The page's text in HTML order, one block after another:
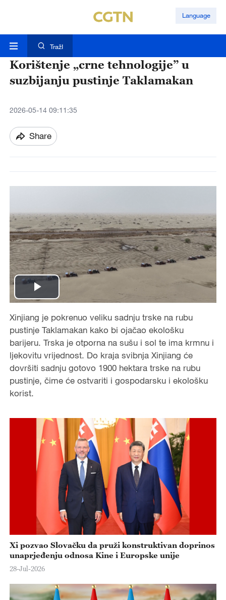
Language
TražI
Korištenje „crne tehnologije” u
suzbijanju pustinje Taklamakan
2026-05-14 09:11:35
Share
P
l
a
y
V
d
e
Xinjiang je pokrenuo veliku sadnju trske na rubu
pustinje Taklamakan kako bi ojačao ekološku
barijeru. Trska je otporna na sušu i sol te ima krmnu i
ljekovitu vrijednost. Do kraja svibnja Xinjiang će
dovršiti sadnju gotovo 1900 hektara trske na rubu
pustinje, čime će ostvariti i gospodarsku i ekološku
korist.
Xi pozvao Slovačku da pruži konstruktivan doprinos
unaprjeđenju odnosa Kine i Europske unije
28-Jul-2026